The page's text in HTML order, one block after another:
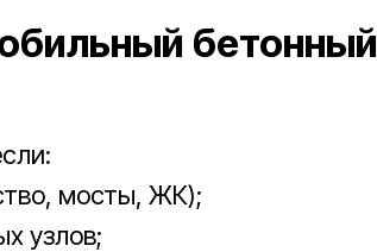
бетонный
мосты, ЖК);
узлов;